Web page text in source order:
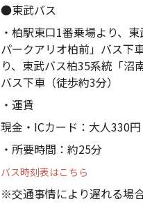
●東武バス
・柏駅東口1番乗場より、
パークアリオ柏前」バス下
り、東武バス柏35系統「沼
バス下車（徒歩約3分）
・運賃
現金・ICカード：大人330
・所要時間：約25分
バス時刻表はこちら
※交通事情により遅れる場